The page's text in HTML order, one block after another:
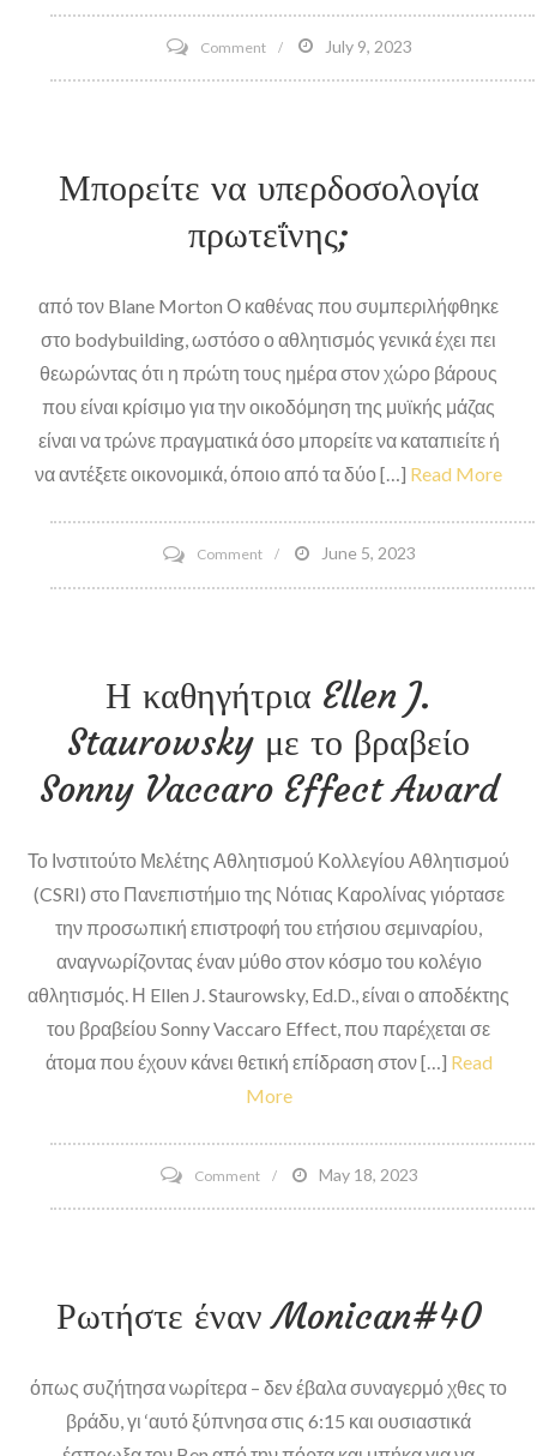
Commenton
Συνταγή
July 9, 2023
Μπορείτε να υπερδοσολογία
πρωτεΐνης;
από τον Blane Morton Ο καθένας που συμπεριλήφθηκε
στο bodybuilding, ωστόσο ο αθλητισμός γενικά έχει πει
θεωρώντας ότι η πρώτη τους ημέρα στον χώρο βάρους
που είναι κρίσιμο για την οικοδόμηση της μυϊκής μάζας
είναι να τρώνε πραγματικά όσο μπορείτε να καταπιείτε ή
να αντέξετε οικονομικά, όποιο από τα δύο […] Read More
Commenton
Μπορείτε
πρωτεΐνης;
June 5, 2023
Η καθηγήτρια Ellen J.
Staurowsky με το βραβείο
Sonny Vaccaro Effect Award
Το Ινστιτούτο Μελέτης Αθλητισμού Κολλεγίου Αθλητισμού
(CSRI) στο Πανεπιστήμιο της Νότιας Καρολίνας γιόρτασε
την προσωπική επιστροφή του ετήσιου σεμιναρίου,
αναγνωρίζοντας έναν μύθο στον κόσμο του κολέγιο
αθλητισμός. Η Ellen J. Staurowsky, Ed.D., είναι ο αποδέκτης
του βραβείου Sonny Vaccaro Effect, που παρέχεται σε
άτομα που έχουν κάνει θετική επίδραση στον […] Read
More
Commenton
Η
May 18, 2023
Ρωτήστε έναν Monican#40
όπως συζήτησα νωρίτερα – δεν έβαλα συναγερμό χθες το
βράδυ, γι ‘αυτό ξύπνησα στις 6:15 και ουσιαστικά